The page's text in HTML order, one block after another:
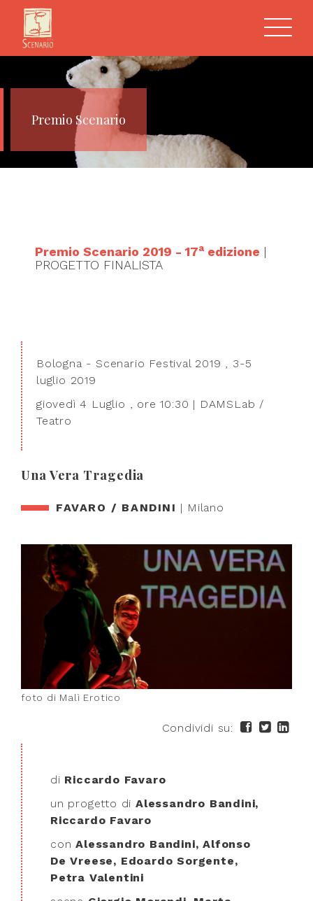
Premio Scenario
Premio Scenario 2019 - 17a edizione |
PROGETTO FINALISTA
Bologna - Scenario Festival 2019 , 3-5
luglio 2019
giovedì 4 Luglio , ore 10:30 | DAMSLab /
Teatro
Una Vera Tragedia
FAVARO / BANDINI | Milano
foto di Malì Erotico
Condividi su:
di Riccardo Favaro
un progetto di Alessandro Bandini,
Riccardo Favaro
conAlessandro Bandini, Alfonso
De Vreese, Edoardo Sorgente,
Petra Valentini